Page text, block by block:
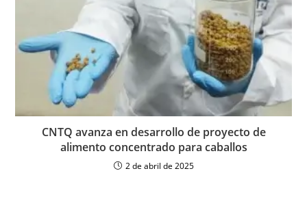
CNTQ avanza en desarrollo de proyecto de
alimento concentrado para caballos
2 de abril de 2025